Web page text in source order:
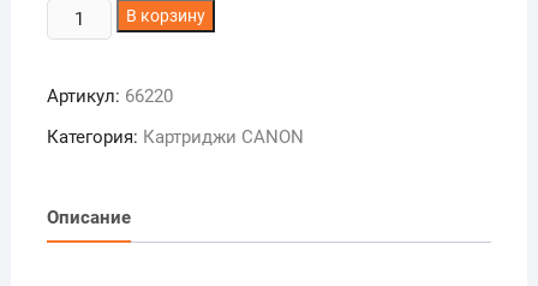
Количество
товара
Canon
PFI-
В корзину
Артикул: 66220
Категория: Картриджи CANON
Описание